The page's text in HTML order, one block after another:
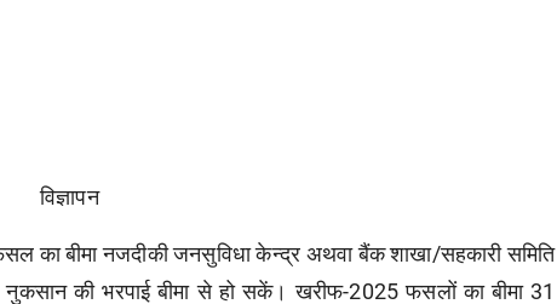
विज्ञापन
का बीमा नजदीकी जनसुविधा केन्द्र अथवा बैंक शाखा/सहकारी समिति
नुकसान की भरपाई बीमा से हो सकें। खरीफ-2025 फसलों का बीमा 31